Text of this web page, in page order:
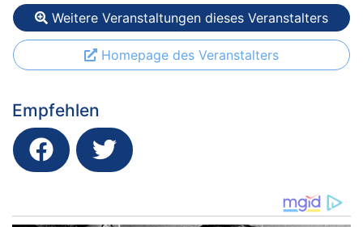
Weitere Veranstaltungen dieses Veranstalters
Homepage des Veranstalters
Empfehlen